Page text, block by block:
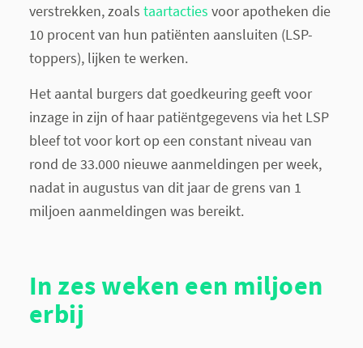
verstrekken, zoals taartacties voor apotheken die
10 procent van hun patiënten aansluiten (LSP-
toppers), lijken te werken.
Het aantal burgers dat goedkeuring geeft voor
inzage in zijn of haar patiëntgegevens via het LSP
bleef tot voor kort op een constant niveau van
rond de 33.000 nieuwe aanmeldingen per week,
nadat in augustus van dit jaar de grens van 1
miljoen aanmeldingen was bereikt.
In zes weken een miljoen
erbij